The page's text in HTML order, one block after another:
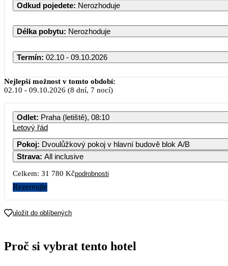
Odkud pojedete: Nerozhoduje
Délka pobytu: Nerozhoduje
Termín: 02.10 - 09.10.2026
Nejlepší možnost v tomto období:
02.10 - 09.10.2026 (8 dní, 7 nocí)
Odlet: Praha (letiště), 08:10
Letový řád
Pokoj: Dvoulůžkový pokoj v hlavní budově blok A/B
Strava: All inclusive
Celkem: 31 780 Kčpodrobnosti
Rezervujte
uložit do oblíbených
Proč si vybrat tento hotel